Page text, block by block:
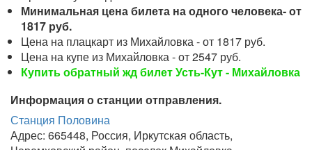
Минимальная цена билета на одного человека- от
1817 руб.
Цена на плацкарт из Михайловка - от 1817 руб.
Цена на купе из Михайловка - от 2547 руб.
Купить обратный жд билет Усть-Кут - Михайловка
Информация о станции отправления.
Станция Половина
Адрес: 665448, Россия, Иркутская область,